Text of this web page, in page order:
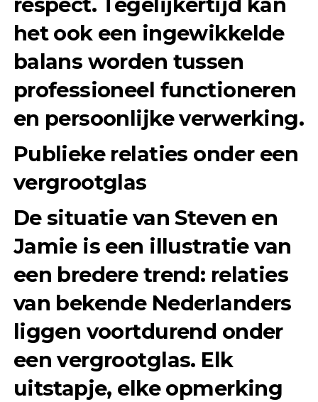
het ook een ingewikkelde
balans worden tussen
professioneel functioneren
en persoonlijke verwerking.
Publieke relaties onder een
vergrootglas
De situatie van Steven en
Jamie is een illustratie van
een bredere trend: relaties
van bekende Nederlanders
liggen voortdurend onder
een vergrootglas. Elk
uitstapje, elke opmerking